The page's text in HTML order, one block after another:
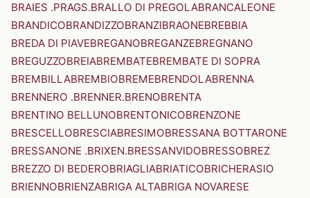
BRAIES .PRAGS.BRALLO DI PREGOLABRANCALEONE
BRANDICOBRANDIZZOBRANZIBRAONEBREBBIA
BREDA DI PIAVEBREGANOBREGANZEBREGNANO
BREGUZZOBREIABREMBATEBREMBATE DI SOPRA
BREMBILLABREMBIOBREMEBRENDOLABRENNA
BRENNERO .BRENNER.BRENOBRENTA
BRENTINO BELLUNOBRENTONICOBRENZONE
BRESCELLOBRESCIABRESIMOBRESSANA BOTTARONE
BRESSANONE .BRIXEN.BRESSANVIDOBRESSOBREZ
BREZZO DI BEDEROBRIAGLIABRIATICOBRICHERASIO
BRIENNOBRIENZABRIGA ALTABRIGA NOVARESE